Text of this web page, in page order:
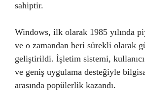
sahiptir.
Windows, ilk olarak 1985 yılında
ve o zamandan beri sürekli olarak
geliştirildi. İşletim sistemi,
ve geniş uygulama desteğiyle
arasında popülerlik kazandı.